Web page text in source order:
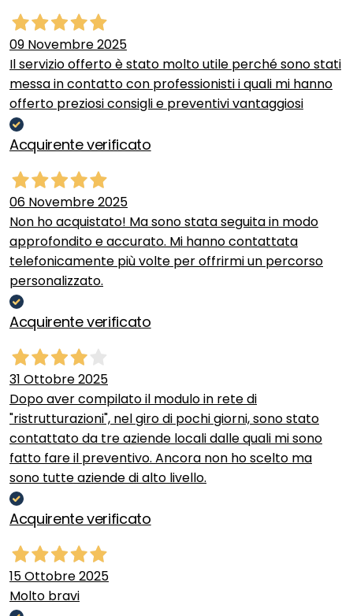
09 Novembre 2025
Il servizio offerto è stato molto utile perché sono stati
messa in contatto con professionisti i quali mi hanno
offerto preziosi consigli e preventivi vantaggiosi
Acquirente verificato
06 Novembre 2025
Non ho acquistato! Ma sono stata seguita in modo
approfondito e accurato. Mi hanno contattata
telefonicamente più volte per offrirmi un percorso
personalizzato.
Acquirente verificato
31 Ottobre 2025
Dopo aver compilato il modulo in rete di
"ristrutturazioni", nel giro di pochi giorni, sono stato
contattato da tre aziende locali dalle quali mi sono
fatto fare il preventivo. Ancora non ho scelto ma
sono tutte aziende di alto livello.
Acquirente verificato
15 Ottobre 2025
Molto bravi